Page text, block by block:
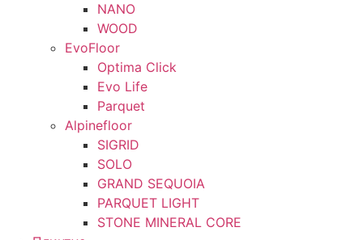
NANO
WOOD
EvoFloor
Optima Click
Evo Life
Parquet
Alpinefloor
SIGRID
SOLO
GRAND SEQUOIA
PARQUET LIGHT
STONE MINERAL CORE